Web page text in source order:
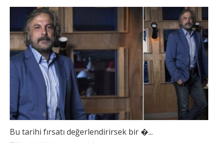
Bu tarihi fırsatı değerlendirirsek bir �...